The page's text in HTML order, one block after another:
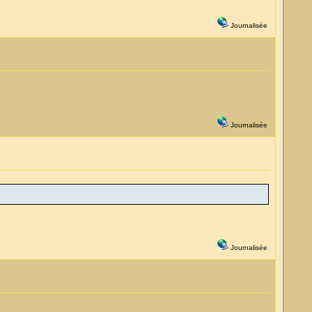
Journalisée
Journalisée
Journalisée